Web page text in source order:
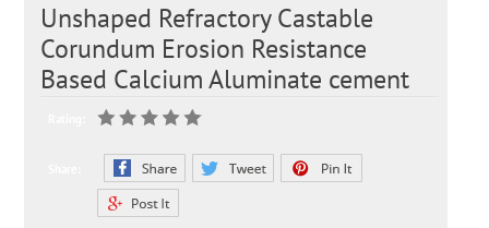
Unshaped Refractory Castable
Corundum Erosion Resistance
Based Calcium Aluminate cement